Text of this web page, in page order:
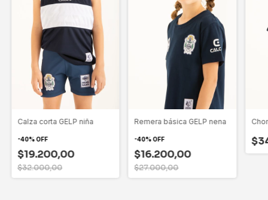
Calza corta GELP niña
-40%OFF
$19.200,00
$32.000,00
Remera básica GELP nena
-40%OFF
$16.200,00
$27.000,00